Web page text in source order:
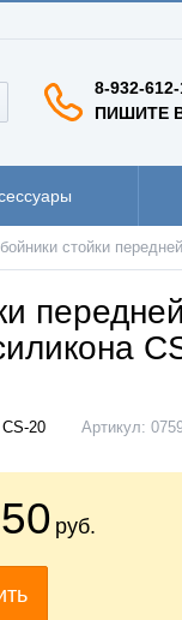
8-932-
ПИШИТЕ
стойки
CS-20 Артикул:
руб.